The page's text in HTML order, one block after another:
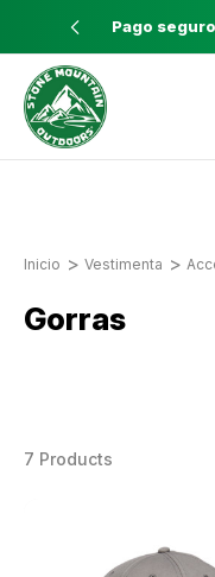
a $60 Pago
Inicio Vestimenta
Gorras
7 Products